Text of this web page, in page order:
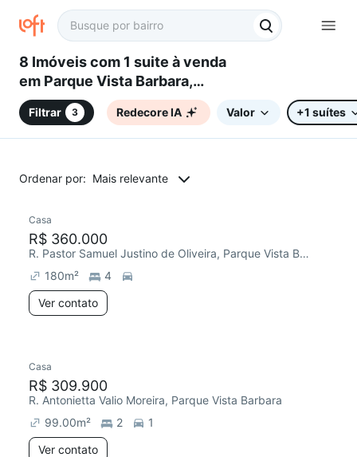
8 Imóveis com 1 suite à venda
em Parque Vista Barbara,
Sorocaba, SP
Filtrar 3 Redecore IA Valor +1 suítes
Ordenar por: Mais relevante
Casa
R$ 360.000
R. Pastor Samuel Justino de Oliveira, Parque Vista Barbara
180m²
4
Ver contato
Casa
R$ 309.900
R. Antonietta Valio Moreira, Parque Vista Barbara
99.00m² 2
1
Ver contato